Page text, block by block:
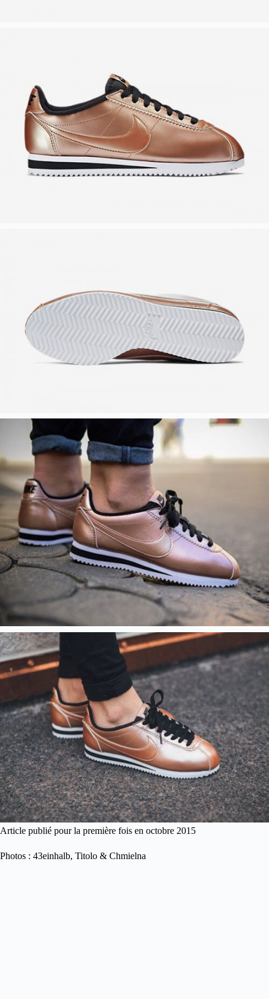
Article publié pour la première fois en octobre 2015
Photos : 43einhalb, Titolo & Chmielna